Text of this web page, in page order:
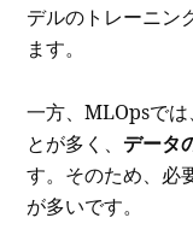
デルのトレーニン
ます。
一方、MLOpsで
とが多く、 データ
す。そのため、必
が多いです。